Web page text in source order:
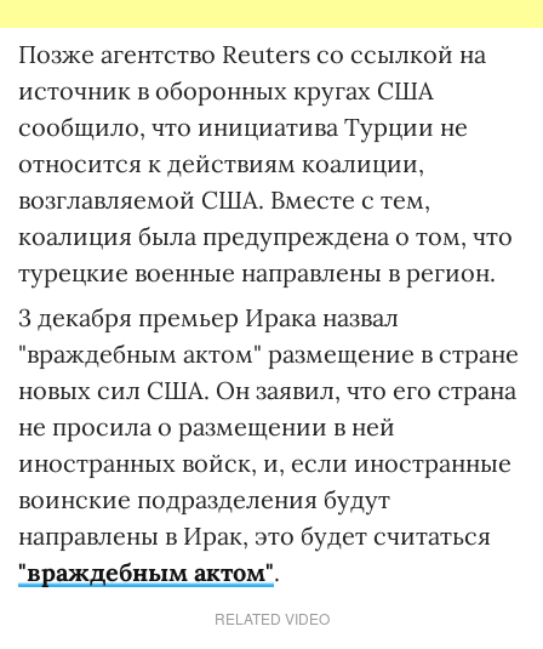
Позже агентство Reuters со ссылкой на
источник в оборонных кругах США
сообщило, что инициатива Турции не
относится к действиям коалиции,
возглавляемой США. Вместе с тем,
коалиция была предупреждена о том, что
турецкие военные направлены в регион.
3 декабря премьер Ирака назвал
"враждебным актом" размещение в стране
новых сил США. Он заявил, что его страна
не просила о размещении в ней
иностранных войск, и, если иностранные
воинские подразделения будут
направлены в Ирак, это будет считаться
"враждебным актом".
RELATED VIDEO